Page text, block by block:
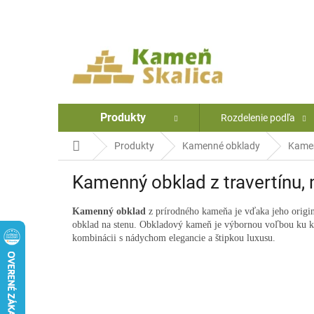
Produkty Rozdelenie podľa
DomovProdukty Kamenné obklady
Kamenný obklad z
Kamenný obklad z prírodného kameňa je vďaka jeho
obklad na stenu. Obkladový kameň je výbornou voľbou ku
kombinácii s nádychom elegancie a štipkou luxusu.